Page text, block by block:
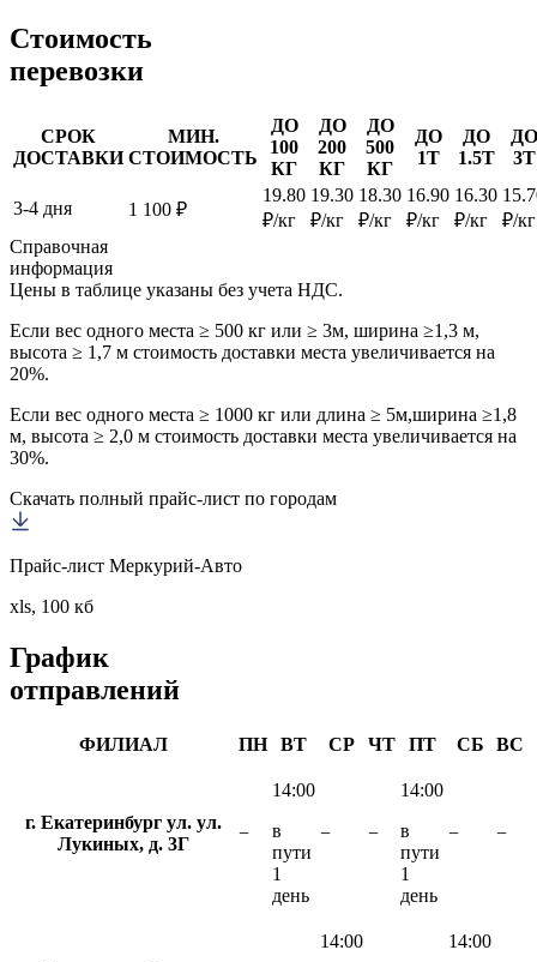
Стоимость
перевозки
СРОК
ДОСТАВКИ
МИН.
СТОИМОСТЬ
ДО
100
КГ
ДО
200
КГ
ДО
500
КГ
ДО
1Т
ДО
1.5Т
ДО
3Т
3-4 дня 1 100 ₽
19.80
₽/кг
19.30
₽/кг
18.30
₽/кг
16.90
₽/кг
16.30
₽/кг
₽/кг
Справочная
информация
Цены в таблице указаны без учета НДС.
Если вес одного места ≥ 500 кг или ≥ 3м, ширина ≥1,3 м,
высота ≥ 1,7 м стоимость доставки места увеличивается на
20%.
Если вес одного места ≥ 1000 кг или длина ≥ 5м,ширина ≥1,8
м, высота ≥ 2,0 м стоимость доставки места увеличивается на
30%.
Скачать полный прайс-лист по городам
Прайс-лист Меркурий-Авто
xls, 100 кб
График
отправлений
ФИЛИАЛ ПН ВТ СР ЧТ ПТ СБ ВС
г. Екатеринбург ул. ул.
Лукиных, д. 3Г
−
14:00
в
пути
1
день
− −
14:00
в
пути
1
день
− −
14:00
14:00